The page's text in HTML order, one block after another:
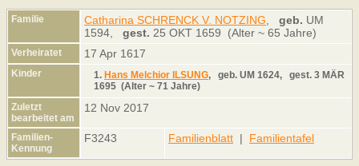
Familie Catharina SCHRENCK V. NOTZING geb. UM
1594, gest. 25 OKT 1659 (Alter ~ 65 Jahre)
Verheiratet 17 Apr 1617
Kinder 1. Hans Melchior ILSUNG, geb. UM 1624, gest. 3 MÄR
1695 (Alter ~ 71 Jahre)
Zuletzt
bearbeitet am
12 Nov 2017
Familien-
Kennung
F3243 Familienblatt | Familientafel